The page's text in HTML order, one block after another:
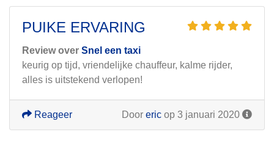
PUIKE ERVARING
Review over Snel een taxi
keurig op tijd, vriendelijke chauffeur, kalme rijder,
alles is uitstekend verlopen!
Door eric op 3 januari 2020
Reageer